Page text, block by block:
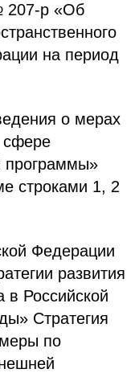
207-р «Об
на период
о мерах
сфере
программы»
строками 1, 2
Федерации
развития
в Российской
Стратегия
по